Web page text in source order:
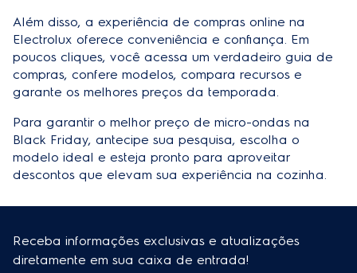
Além disso, a experiência de compras online na
Electrolux oferece conveniência e confiança. Em
poucos cliques, você acessa um verdadeiro guia de
compras, confere modelos, compara recursos e
garante os melhores preços da temporada.
Para garantir o melhor preço de micro-ondas na
Black Friday, antecipe sua pesquisa, escolha o
modelo ideal e esteja pronto para aproveitar
descontos que elevam sua experiência na cozinha.
Receba informações exclusivas e atualizações
diretamente em sua caixa de entrada!